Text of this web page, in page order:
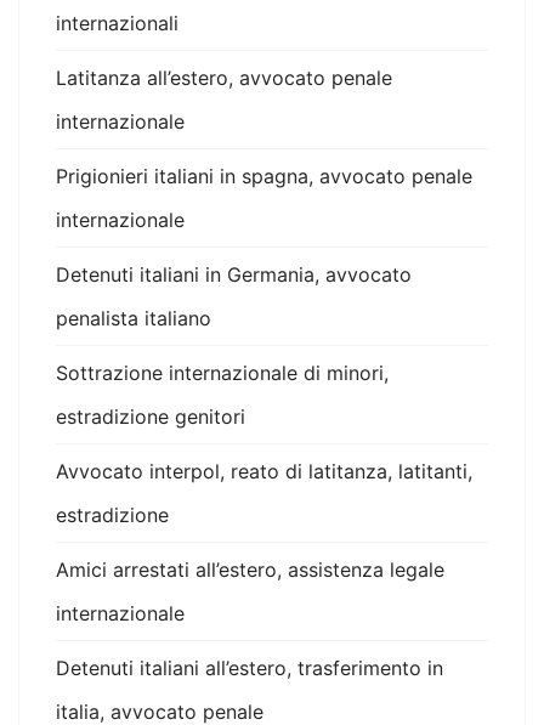
internazionali
Latitanza all’estero, avvocato penale
internazionale
Prigionieri italiani in spagna, avvocato penale
internazionale
Detenuti italiani in Germania, avvocato
penalista italiano
Sottrazione internazionale di minori,
estradizione genitori
Avvocato interpol, reato di latitanza, latitanti,
estradizione
Amici arrestati all’estero, assistenza legale
internazionale
Detenuti italiani all’estero, trasferimento in
italia, avvocato penale